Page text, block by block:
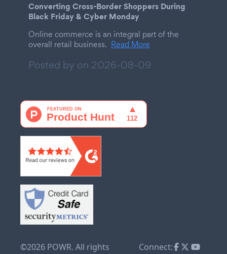
Converting Cross-Border Shoppers During
Black Friday & Cyber Monday
Online commerce is an integral part of the
overall retail business. Read More
Posted by on 2026-08-09
©2026 POWR. All rights
Connect: